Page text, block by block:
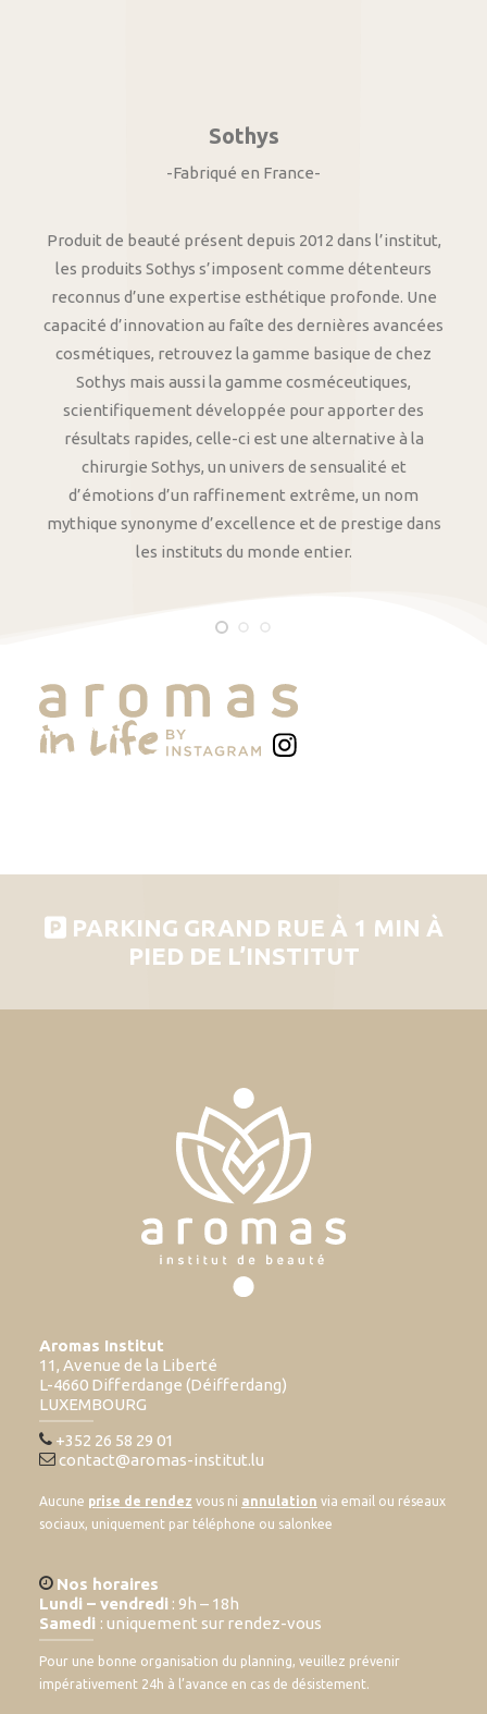
Sothys
-Fabriqué en France-
Produit de beauté présent depuis 2012 dans l’institut,
les produits Sothys s’imposent comme détenteurs
reconnus d’une expertise esthétique profonde. Une
capacité d’innovation au faîte des dernières avancées
cosmétiques, retrouvez la gamme basique de chez
Sothys mais aussi la gamme cosméceutiques,
scientifiquement développée pour apporter des
résultats rapides, celle-ci est une alternative à la
chirurgie Sothys, un univers de sensualité et
d’émotions d’un raffinement extrême, un nom
mythique synonyme d’excellence et de prestige dans
les instituts du monde entier.
PARKING GRAND RUE À 1 MIN À
PIED DE L’INSTITUT
Aromas Institut
11, Avenue de la Liberté
L-4660 Differdange (Déifferdang)
LUXEMBOURG
+352 26 58 29 01
contact@aromas-institut.lu
Aucune prise de rendez vous ni annulation via email ou réseaux
sociaux, uniquement par téléphone ou salonkee
Nos horaires
Lundi – vendredi : 9h – 18h
Samedi : uniquement sur rendez-vous
Pour une bonne organisation du planning, veuillez prévenir
impérativement 24h à l’avance en cas de désistement.